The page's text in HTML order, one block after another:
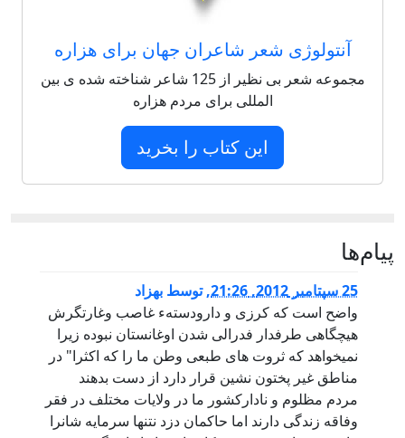
آنتولوژی شعر شاعران جهان برای هزاره
مجموعه شعر بی نظیر از 125 شاعر شناخته شده ی بین
المللی برای مردم هزاره
این کتاب را بخرید
پيام‌ها
25 سپتامبر 2012, 21:26 ,توسط بهزاد
واضح است که کرزی و دارودستهء غاصب وغارتگرش
هیچگاهی طرفدار فدرالی شدن اوغانستان نبوده زیرا
نمیخواهد که ثروت های طبعی وطن ما را که اکثرا" در
مناطق غیر پختون نشین قرار دارد از دست بدهند
مردم مظلوم و نادارکشور ما در ولایات مختلف در فقر
وفاقه زندگی دارند اما حاکمان دزد نتنها سرمایه شانرا